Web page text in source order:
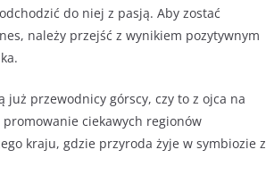
do niej z pasją. Aby zostać
należy przejść z wynikiem pozytywnym
przewodnicy górscy, czy to z ojca na
ciekawych regionów
kraju, gdzie przyroda żyje w symbiozie z